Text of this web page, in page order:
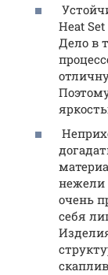
Heat
Дело в
нежели
очень
себя